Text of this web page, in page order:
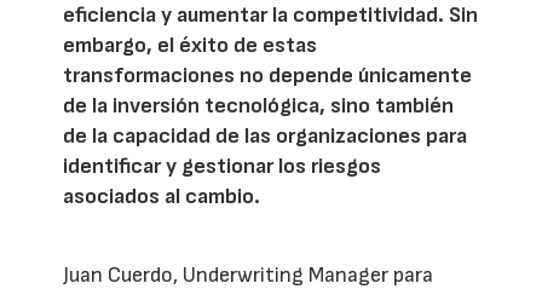
eficiencia y aumentar la competitividad. Sin
embargo, el éxito de estas
transformaciones no depende únicamente
de la inversión tecnológica, sino también
de la capacidad de las organizaciones para
identificar y gestionar los riesgos
asociados al cambio.
Juan Cuerdo, Underwriting Manager para